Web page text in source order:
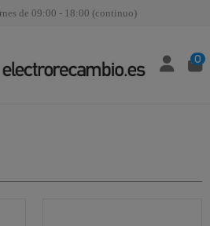
de 09:00 - 18:00 (continuo)
0